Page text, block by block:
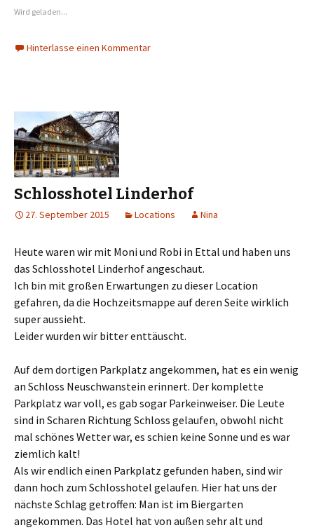
Wird geladen...
Hinterlasse einen Kommentar
Schlosshotel Linderhof
27. September 2015 Locations Nina
Heute waren wir mit Moni und Robi in Ettal und haben uns
das Schlosshotel Linderhof angeschaut.
Ich bin mit großen Erwartungen zu dieser Location
gefahren, da die Hochzeitsmappe auf deren Seite wirklich
super aussieht.
Leider wurden wir bitter enttäuscht.
Auf dem dortigen Parkplatz angekommen, hat es ein wenig
an Schloss Neuschwanstein erinnert. Der komplette
Parkplatz war voll, es gab sogar Parkeinweiser. Die Leute
sind in Scharen Richtung Schloss gelaufen, obwohl nicht
mal schönes Wetter war, es schien keine Sonne und es war
ziemlich kalt!
Als wir endlich einen Parkplatz gefunden haben, sind wir
dann hoch zum Schlosshotel gelaufen. Hier hat uns der
nächste Schlag getroffen: Man ist im Biergarten
angekommen. Das Hotel hat von außen sehr alt und